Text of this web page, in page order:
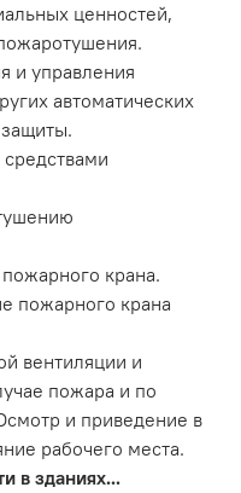
ценностей,
и управления
автоматических
крана.
пожарного крана
вентиляции и
пожара и по
и приведение в
рабочего места.
в зданиях...